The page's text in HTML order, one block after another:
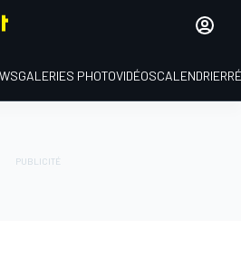
GALERIES PHOTOVIDÉOSCALENDRIER